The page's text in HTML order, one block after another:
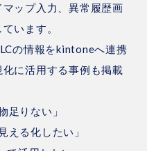
ップ入力、異常履歴画
います。
の情報をkintoneへ連携
に活用する事例も掲載
足りない」
える化したい」